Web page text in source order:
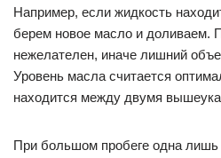
Например, если жидкость
берем новое масло и доливаем.
нежелателен, иначе лишний
Уровень масла считается
находится между двумя
При большом пробеге одна лишь